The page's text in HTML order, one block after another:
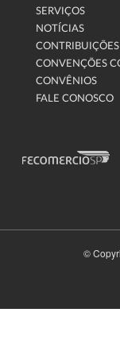
SERVIÇOS
NOTÍCIAS
CONTRIBUIÇÕES
CONVENÇÕES
CONVÊNIOS
FALE CONOSCO
©